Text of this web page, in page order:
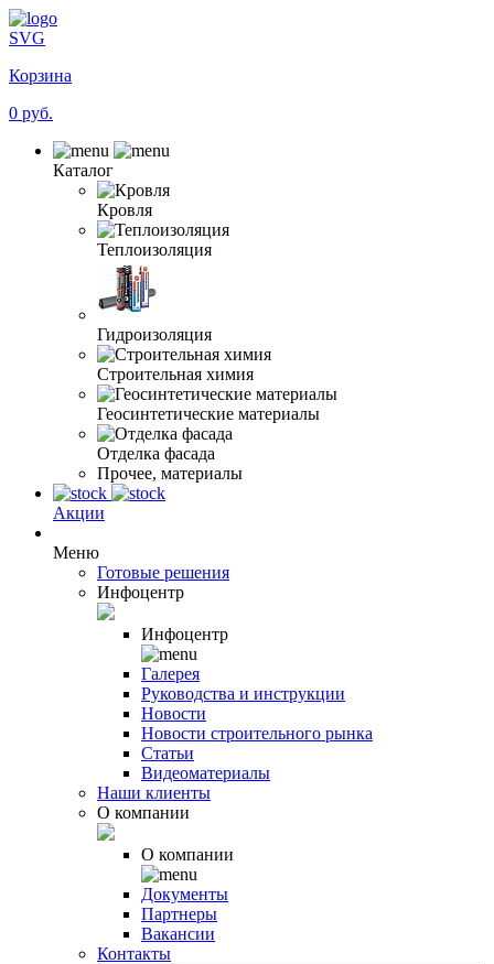
SVG
Корзина
0 руб.
Каталог
Кровля
Теплоизоляция
Гидроизоляция
Строительная химия
Геосинтетические материалы
Отделка фасада
Прочее, материалы
Акции
Меню
Готовые решения
Инфоцентр
Инфоцентр
Галерея
Руководства и инструкции
Новости
Новости строительного рынка
Статьи
Видеоматериалы
Наши клиенты
О компании
О компании
Документы
Партнеры
Вакансии
Контакты